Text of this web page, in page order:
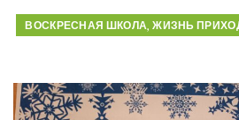
ВОСКРЕСНАЯ ШКОЛА,ЖИЗНЬ